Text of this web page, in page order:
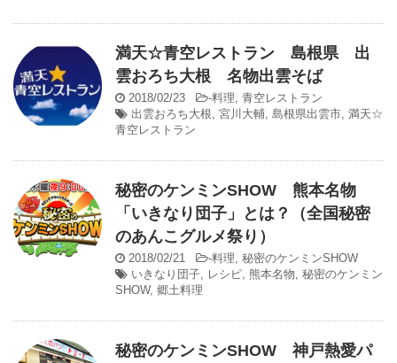
満天☆青空レストラン 島根県 出
雲おろち大根 名物出雲そば
2018/02/23 -料理 青空レストラン
出雲おろち大根 宮川大輔 島根県出雲市 満天☆
青空レストラン
秘密のケンミンSHOW 熊本名物
「いきなり団子」とは？（全国秘密
のあんこグルメ祭り）
2018/02/21 -料理 秘密のケンミンSHOW
いきなり団子
レシピ 熊本名物 秘密のケンミン
SHOW, 郷土料理
秘密のケンミンSHOW 神戸熱愛パ